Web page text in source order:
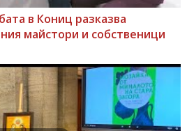
в Кониц разказва
майстори и собственици